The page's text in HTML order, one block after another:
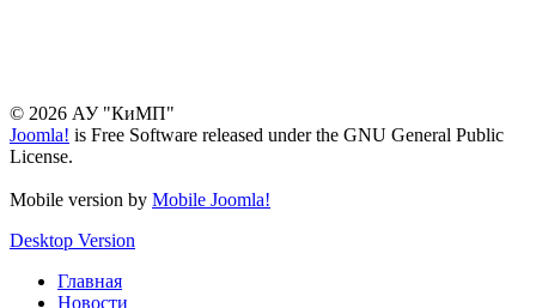
© 2026 АУ "КиМП"
Joomla! is Free Software released under the GNU General Public
License.
Mobile version by Mobile Joomla!
Desktop Version
Главная
Новости